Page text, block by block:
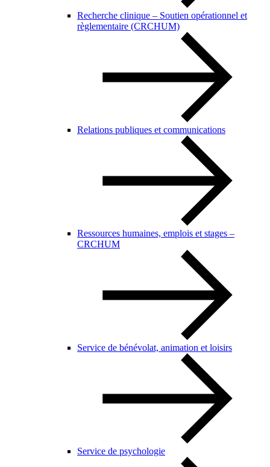
Recherche clinique – Soutien opérationnel et
règlementaire (CRCHUM)
Relations publiques et communications
Ressources humaines, emplois et stages –
CRCHUM
Service de bénévolat, animation et loisirs
Service de psychologie